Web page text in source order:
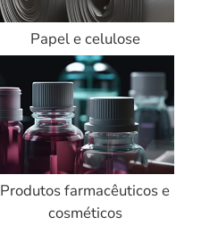
Papel e celulose
Produtos farmacêuticos e
cosméticos